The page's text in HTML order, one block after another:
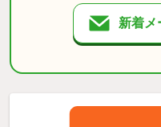
新着メ